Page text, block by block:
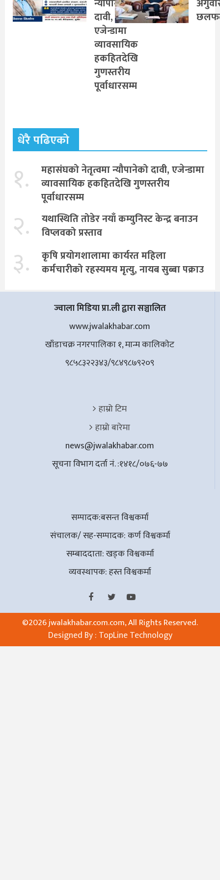
न्यौपानेको
दावी,
एजेन्डामा
व्यावसायिक
हकहितदेखि
गुणस्तरीय
पूर्वाधारसम्म
धेरै पढिएको
१.
महासंघको नेतृत्वमा न्यौपानेको दावी, एजेन्डामा
व्यावसायिक हकहितदेखि गुणस्तरीय
पूर्वाधारसम्म
२.
यथास्थिति तोडेर नयाँ कम्युनिस्ट केन्द्र बनाउन
विप्लवको प्रस्ताव
३.
कृषि प्रयोगशालामा कार्यरत महिला
कर्मचारीको रहस्यमय मृत्यु, नायब सुब्बा पक्राउ
ज्वाला मिडिया प्रा.ली द्वारा सञ्चालित
www.jwalakhabar.com
खाँडाचक्र नगरपालिका १, मान्म कालिकाेट
९८५८३२२३४३/९८४९८७९२०९
हाम्रो टिम
हाम्रो बारेमा
news@jwalakhabar.com
सूचना विभाग दर्ता नं. :१४१८/०७६-७७
सम्पादक:बसन्त विश्वकर्मा
संचालक/ सह-सम्पादक: कर्ण विश्वकर्मा
सम्बाददाता: खड्क विश्वकर्मा
व्यवस्थापक: हस्त विश्वकर्मा
©2026 jwalakhabar.com.com, All Rights Reserved.
Designed By : TopLine Technology